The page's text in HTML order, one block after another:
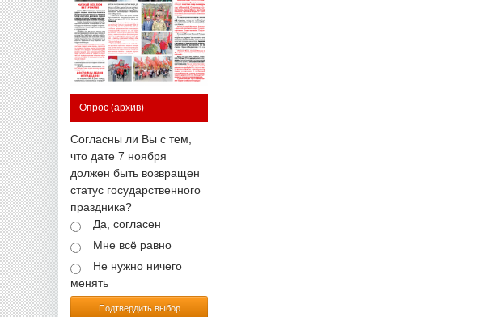
Опрос (архив)
Согласны ли Вы с тем,
что дате 7 ноября
должен быть возвращен
статус государственного
праздника?
Да, согласен
Мне всё равно
Не нужно ничего
менять
Подтвердить выбор